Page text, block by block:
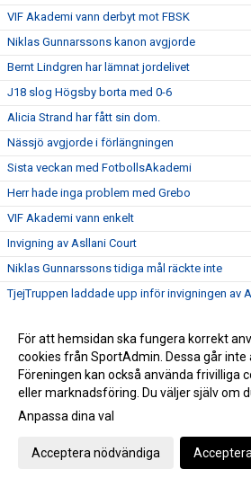
VIF Akademi vann derbyt mot FBSK
Niklas Gunnarssons kanon avgjorde
Bernt Lindgren har lämnat jordelivet
J18 slog Högsby borta med 0-6
Alicia Strand har fått sin dom.
Nässjö avgjorde i förlängningen
Sista veckan med FotbollsAkademi
Herr hade inga problem med Grebo
VIF Akademi vann enkelt
Invigning av Asllani Court
Niklas Gunnarssons tidiga mål räckte inte
TjejTruppen laddade upp inför invigningen av
Puh, VIF avjorde i 94e minuten, 3-2 mot
Inför Vimmerby IF - Onsala BK
Boston vann div 6-derbyt mot VIF Akademi
VIF besegrade Myresjö med 2-0
Hemmamatch för ett VIF som hittat målformen
För att hemsidan ska fungera korrekt
cookies från SportAdmin. Dessa går inte
Föreningen kan också använda frivilliga
eller marknadsföring. Du väljer själv om
Anpassa dina val
Acceptera nödvändiga